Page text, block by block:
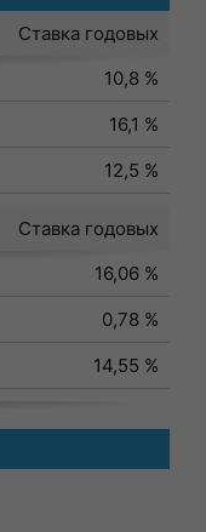
Ставка годовых
10,8 %
16,1 %
12,5 %
Ставка годовых
16,06 %
0,78 %
14,55 %